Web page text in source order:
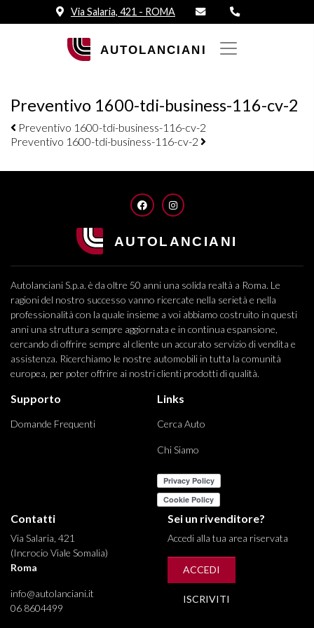
Via Salaria, 421 - ROMA
Preventivo 1600-tdi-business-116-cv-2
Navigazione elementi
Preventivo 1600-tdi-business-116-cv-2
Preventivo 1600-tdi-business-116-cv-2
FACEBOOKINSTAGRAM
Autolanciani S.p.a. è da oltre 50 anni una solida realtà a Roma. Le
ragioni del nostro successo vanno ricercate nella serietà e nella
professionalità con la quale insieme a voi abbiamo costruito in questi
anni una struttura sempre aggiornata e in continua espansione,
cercando di offrire sempre al cliente un accurato servizio di vendita e
assistenza. Ricerchiamo le nostre automobili in tutta la comunità
europea, per poter offrire ai nostri clienti prodotti di qualità.
Supporto
Domande Frequenti
Links
Cerca Auto
Chi Siamo
Contatti
Via Salaria, 421
(Incrocio Viale Somalia)
Roma
info@autolanciani.it
06 8604499
Sei un rivenditore?
Accedi alla tua area riservata
ACCEDI
ISCRIVITI